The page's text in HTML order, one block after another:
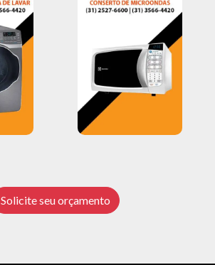
Solicite seu orçamento